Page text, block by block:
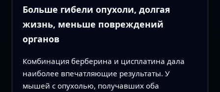
Больше гибели опухоли, долгая
жизнь, меньше повреждений
органов
Комбинация берберина и цисплатина дала
наиболее впечатляющие результаты. У
мышей с опухолью, получавших оба